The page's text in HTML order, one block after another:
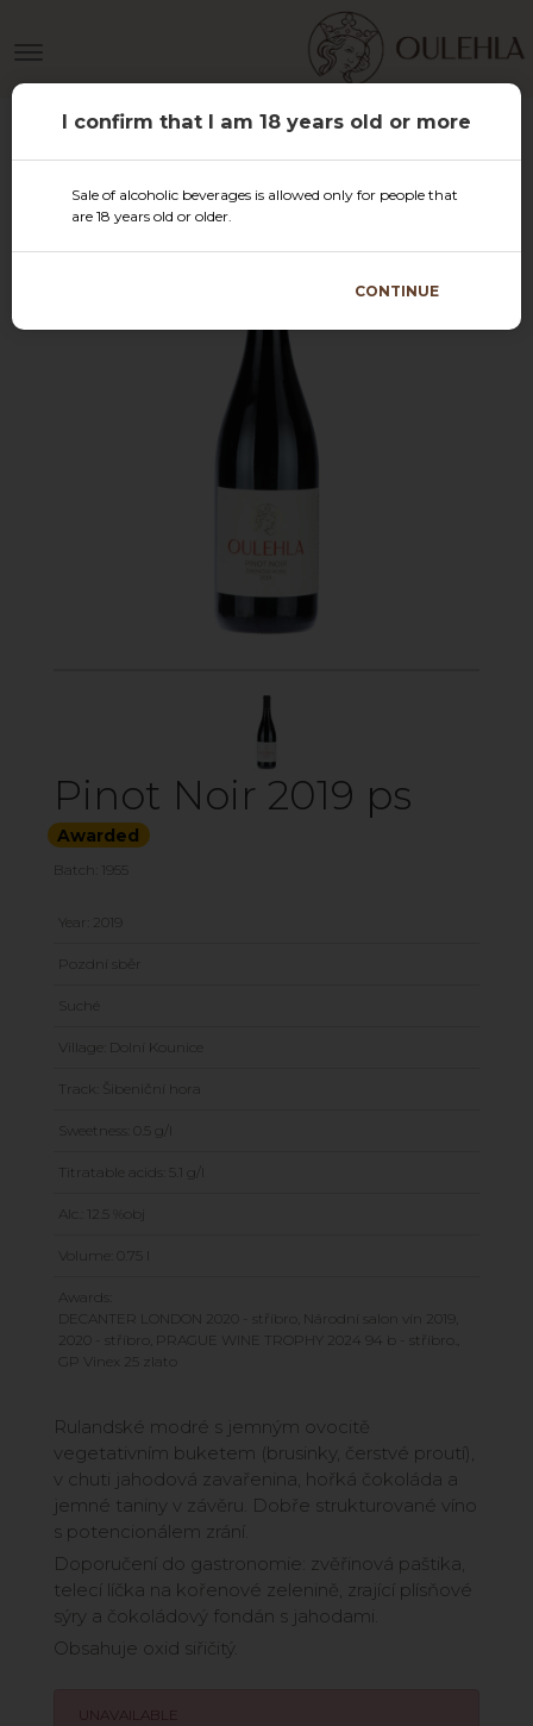
I confirm that I am 18 years old or more
Sale of alcoholic beverages is allowed only for people that
are 18 years old or older.
CONTINUE
Pinot Noir 2019 ps
Awarded
Batch: 1955
Year: 2019
Pozdní sběr
Suché
Village: Dolní Kounice
Track: Šibeniční hora
Sweetness: 0.5 g/l
Titratable acids: 5.1 g/l
Alc.: 12.5 %obj
Volume: 0.75 l
Awards:
DECANTER LONDON 2020 - stříbro, Národní salon vín 2019,
2020 - stříbro, PRAGUE WINE TROPHY 2024 94 b - stříbro.,
GP Vinex 25 zlato
Rulandské modré s jemným ovocitě
vegetativním buketem (brusinky, čerstvé proutí),
v chuti jahodová zavařenina, hořká čokoláda a
jemné taniny v závěru. Dobře strukturované víno
s potencionálem zrání.
Doporučení do gastronomie: zvěřinová paštika,
telecí líčka na kořenové zelenině, zrající plísňové
sýry a čokoládový fondán s jahodami.
Obsahuje oxid siřičitý.
UNAVAILABLE